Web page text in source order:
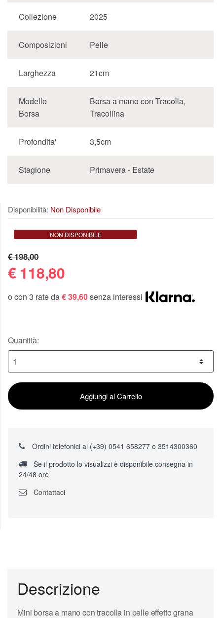
Collezione 2025
Composizioni Pelle
Larghezza 21cm
Modello
Borsa
Borsa a mano con Tracolla,
Tracollina
Profondita' 3,5cm
Stagione Primavera - Estate
Disponibilità: Non Disponibile
NON DISPONIBILE
€ 198,00
€ 118,80
o con 3 rate da€ 39,60senza interessi
Quantità:
Aggiungi al Carrello
Ordini telefonici al (+39) 0541 658277 o 3514300360
Se il prodotto lo visualizzi è disponibile consegna in
24/48 ore
Contattaci
Descrizione
Mini borsa a mano con tracolla in pelle effetto grana